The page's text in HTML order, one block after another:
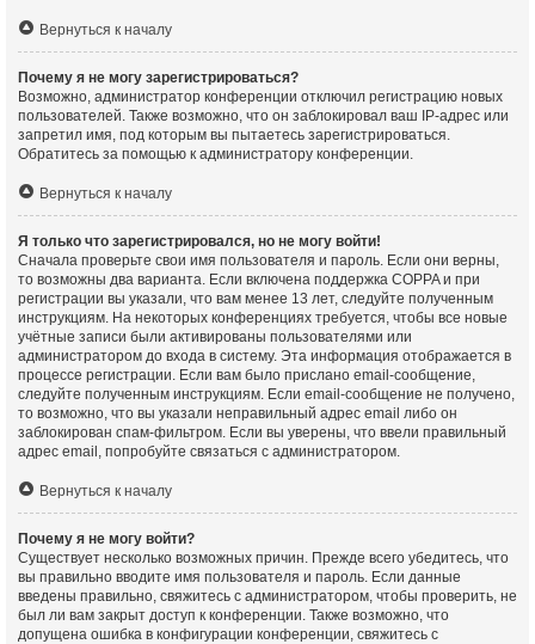
Вернуться к началу
Почему я не могу зарегистрироваться?
Возможно, администратор конференции отключил регистрацию новых
пользователей. Также возможно, что он заблокировал ваш IP-адрес или
запретил имя, под которым вы пытаетесь зарегистрироваться.
Обратитесь за помощью к администратору конференции.
Вернуться к началу
Я только что зарегистрировался, но не могу войти!
Сначала проверьте свои имя пользователя и пароль. Если они верны,
то возможны два варианта. Если включена поддержка COPPA и при
регистрации вы указали, что вам менее 13 лет, следуйте полученным
инструкциям. На некоторых конференциях требуется, чтобы все новые
учётные записи были активированы пользователями или
администратором до входа в систему. Эта информация отображается в
процессе регистрации. Если вам было прислано email-сообщение,
следуйте полученным инструкциям. Если email-сообщение не получено,
то возможно, что вы указали неправильный адрес email либо он
заблокирован спам-фильтром. Если вы уверены, что ввели правильный
адрес email, попробуйте связаться с администратором.
Вернуться к началу
Почему я не могу войти?
Существует несколько возможных причин. Прежде всего убедитесь, что
вы правильно вводите имя пользователя и пароль. Если данные
введены правильно, свяжитесь с администратором, чтобы проверить, не
был ли вам закрыт доступ к конференции. Также возможно, что
допущена ошибка в конфигурации конференции, свяжитесь с